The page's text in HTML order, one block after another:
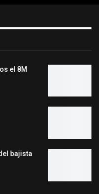
el 8M
bajista